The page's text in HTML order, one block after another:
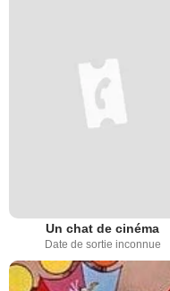
Un chat de cinéma
Date de sortie inconnue